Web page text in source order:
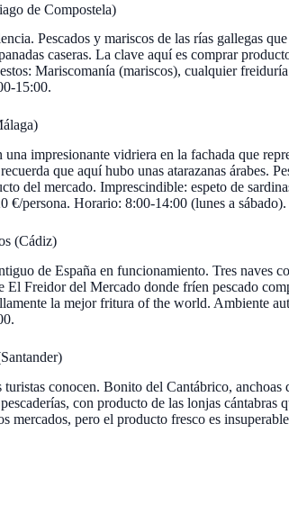
de Compostela)
Pescados y mariscos de las rías gallegas
caseras. La clave aquí es comprar
Mariscomanía (mariscos), cualquier
15:00.
una impresionante vidriera en la fachada que
que aquí hubo unas atarazanas árabes.
del mercado. Imprescindible: espeto de
€/persona. Horario: 8:00-14:00 (lunes a sábado).
(Cádiz)
de España en funcionamiento. Tres naves
El Freidor del Mercado donde fríen pescado
la mejor fritura of the world. Ambiente
conocen. Bonito del Cantábrico, anchoas
con producto de las lonjas cántabras
mercados, pero el producto fresco es